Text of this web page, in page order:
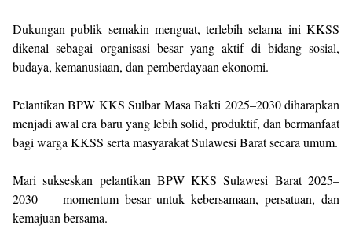
Dukungan publik semakin menguat, terlebih selama ini KKSS
dikenal sebagai organisasi besar yang aktif di bidang sosial,
budaya, kemanusiaan, dan pemberdayaan ekonomi.
Pelantikan BPW KKS Sulbar Masa Bakti 2025–2030 diharapkan
menjadi awal era baru yang lebih solid, produktif, dan bermanfaat
bagi warga KKSS serta masyarakat Sulawesi Barat secara umum.
Mari sukseskan pelantikan BPW KKS Sulawesi Barat 2025–
2030 — momentum besar untuk kebersamaan, persatuan, dan
kemajuan bersama.